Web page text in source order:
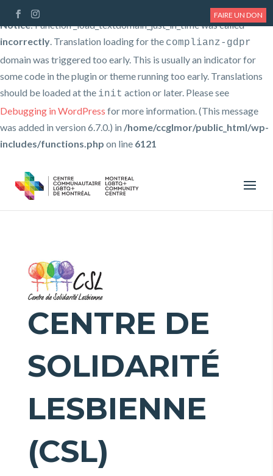
Notice: Function _load_textdomain_just_in_time was called
incorrectly. Translation loading for the complianz-gdpr
domain was triggered too early. This is usually an indicator for
some code in the plugin or theme running too early. Translations
should be loaded at the init action or later. Please see
Debugging in WordPress for more information. (This message
was added in version 6.7.0.) in /home/ccglmor/public_html/wp-
includes/functions.php on line 6121
FAIRE UN DON
CENTRE DE
SOLIDARITÉ
LESBIENNE
(CSL)